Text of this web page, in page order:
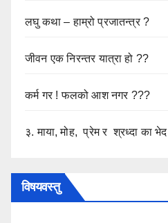
लघु कथा – हाम्रो प्रजातन्त्र ?
जीवन एक निरन्तर यात्रा हो ??
कर्म गर ! फलको आश नगर ???
३. माया, मोह, प्रेम र श्रध्दा का भेद
विषयवस्तु